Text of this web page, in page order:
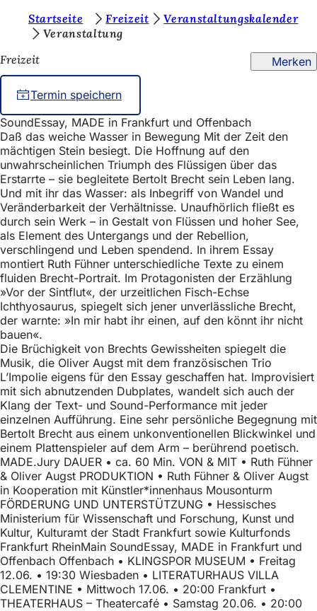
Inhalt anspringen
e
e
f
i
n
d
e
n
s
i
c
h
h
i
e
r
:
Startseite Freizeit
Veranstaltungskalender
Veranstaltung
Freizeit
Merken
Termin speichern
SoundEssay, MADE in Frankfurt und Offenbach
Daß das weiche Wasser in Bewegung Mit der Zeit den
mächtigen Stein besiegt. Die Hoffnung auf den
unwahrscheinlichen Triumph des Flüssigen über das
Erstarrte – sie begleitete Bertolt Brecht sein Leben lang.
Und mit ihr das Wasser: als Inbegriff von Wandel und
Veränderbarkeit der Verhältnisse. Unaufhörlich fließt es
durch sein Werk – in Gestalt von Flüssen und hoher See,
als Element des Untergangs und der Rebellion,
verschlingend und Leben spendend. In ihrem Essay
montiert Ruth Fühner unterschiedliche Texte zu einem
fluiden Brecht-Portrait. Im Protagonisten der Erzählung
»Vor der Sintflut«, der urzeitlichen Fisch-Echse
Ichthyosaurus, spiegelt sich jener unverlässliche Brecht,
der warnte: »In mir habt ihr einen, auf den könnt ihr nicht
bauen«.
Die Brüchigkeit von Brechts Gewissheiten spiegelt die
Musik, die Oliver Augst mit dem französischen Trio
L’Impolie eigens für den Essay geschaffen hat. Improvisiert
mit sich abnutzenden Dubplates, wandelt sich auch der
Klang der Text- und Sound-Performance mit jeder
einzelnen Aufführung. Eine sehr persönliche Begegnung mit
Bertolt Brecht aus einem unkonventionellen Blickwinkel und
einem Plattenspieler auf dem Arm – berührend poetisch.
MADE.Jury DAUER • ca. 60 Min. VON & MIT • Ruth Fühner
& Oliver Augst PRODUKTION • Ruth Fühner & Oliver Augst
in Kooperation mit Künstler*innenhaus Mousonturm
FÖRDERUNG UND UNTERSTÜTZUNG • Hessisches
Ministerium für Wissenschaft und Forschung, Kunst und
Kultur, Kulturamt der Stadt Frankfurt sowie Kulturfonds
Frankfurt RheinMain SoundEssay, MADE in Frankfurt und
Offenbach Offenbach • KLINGSPOR MUSEUM • Freitag
12.06. • 19:30 Wiesbaden • LITERATURHAUS VILLA
CLEMENTINE • Mittwoch 17.06. • 20:00 Frankfurt •
THEATERHAUS – Theatercafé • Samstag 20.06. • 20:00